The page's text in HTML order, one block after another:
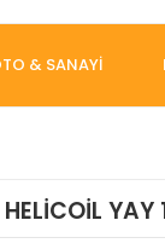
& SANAYİ
YAY